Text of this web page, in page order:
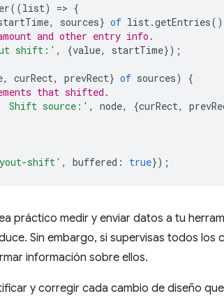
((list) => {
, sources} of list .getEntries
and other entry info.
shift:' , {value, startTime});
, curRect, prevRect} of sources)
{
that shifted.
Shift source:' , node, {curRect,
shift' , buffered : true});
práctico medir y enviar datos a tu
Sin embargo, si supervisas todos los
información sobre ellos.
y corregir cada cambio de diseño